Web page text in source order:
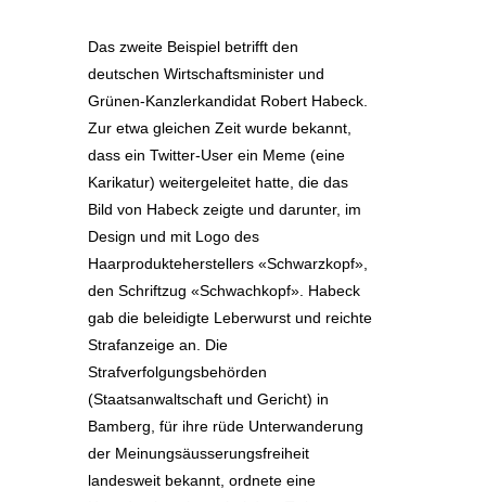
Das zweite Beispiel betrifft den
deutschen Wirtschaftsminister und
Grünen-Kanzlerkandidat Robert Habeck.
Zur etwa gleichen Zeit wurde bekannt,
dass ein Twitter-User ein Meme (eine
Karikatur) weitergeleitet hatte, die das
Bild von Habeck zeigte und darunter, im
Design und mit Logo des
Haarprodukteherstellers «Schwarzkopf»,
den Schriftzug «Schwachkopf». Habeck
gab die beleidigte Leberwurst und reichte
Strafanzeige an. Die
Strafverfolgungsbehörden
(Staatsanwaltschaft und Gericht) in
Bamberg, für ihre rüde Unterwanderung
der Meinungsäusserungsfreiheit
landesweit bekannt, ordnete eine